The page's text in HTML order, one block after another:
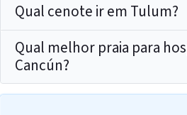
Qual cenote ir em Tulum?
Qual melhor praia para
Cancún?